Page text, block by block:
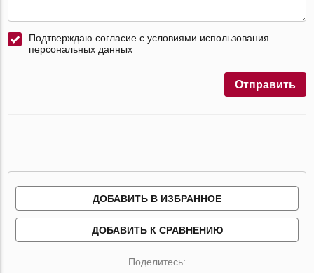
Подтверждаю согласие с условиями использования
персональных данных
Отправить
ДОБАВИТЬ В ИЗБРАННОЕ
ДОБАВИТЬ К СРАВНЕНИЮ
Поделитесь: